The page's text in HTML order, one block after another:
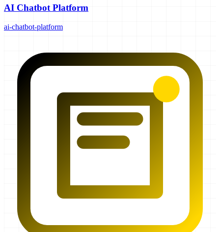
AI Chatbot Platform
ai-chatbot-platform